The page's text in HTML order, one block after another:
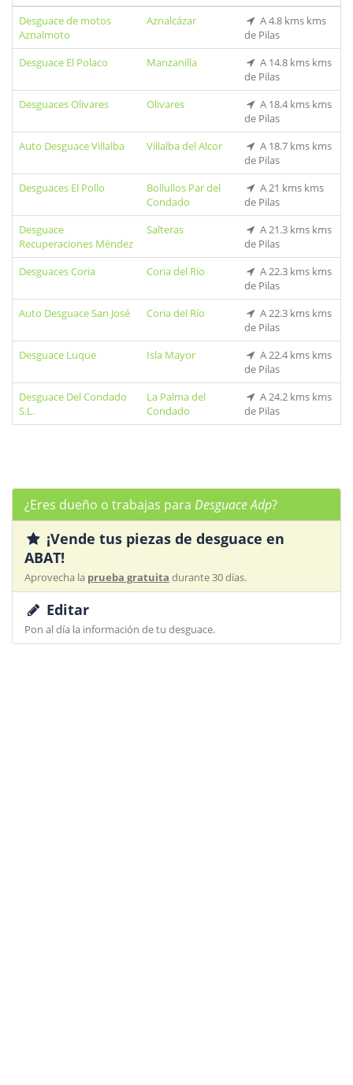
Desguace de motos
Aznalmoto
Aznalcázar
A 4.8 kms kms
de Pilas
Desguace El Polaco
Manzanilla
A 14.8 kms kms
de Pilas
Desguaces Olivares
Olivares
A 18.4 kms kms
de Pilas
Auto Desguace Villalba
Villalba del Alcor
A 18.7 kms kms
de Pilas
Desguaces El Pollo
Bollullos Par del
Condado
A 21 kms kms
de Pilas
Desguace
Recuperaciones Méndez
Salteras
A 21.3 kms kms
de Pilas
Desguaces Coria
Coria del Río
A 22.3 kms kms
de Pilas
Auto Desguace San José
Coria del Río
A 22.3 kms kms
de Pilas
Desguace Luque
Isla Mayor
A 22.4 kms kms
de Pilas
Desguace Del Condado
S.L.
La Palma del
Condado
A 24.2 kms kms
de Pilas
¿Eres dueño o trabajas para Desguace Adp?
¡Vende tus piezas de desguace en
ABAT!
Aprovecha la prueba gratuita durante 30 días.
Editar
Pon al día la información de tu desguace.